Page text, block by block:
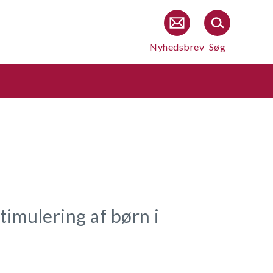
Nyhedsbrev Søg
af børn i